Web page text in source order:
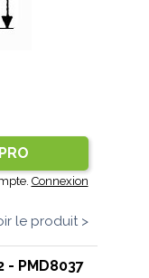
Connexion
le produit >
- PMD8037